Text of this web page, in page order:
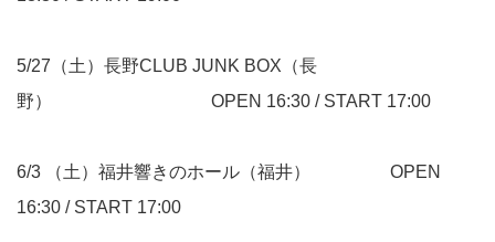
5/27（土）長野CLUB JUNK BOX（長
野） OPEN 16:30 / START 17:00
6/3 （土）福井響きのホール（福井） OPEN
16:30 / START 17:00